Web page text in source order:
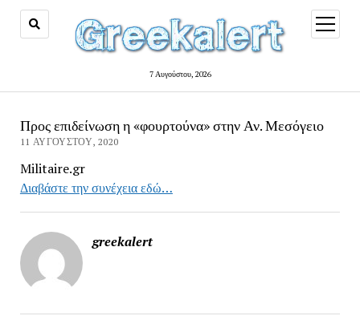
7 Αυγούστου, 2026
open
menu
Προς επιδείνωση η «φουρτούνα» στην Αν. Μεσόγειο
11 ΑΥΓΟΎΣΤΟΥ, 2020
Militaire.gr
Διαβάστε την συνέχεια εδώ…
greekalert